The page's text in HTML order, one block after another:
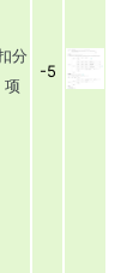
分
项
-5